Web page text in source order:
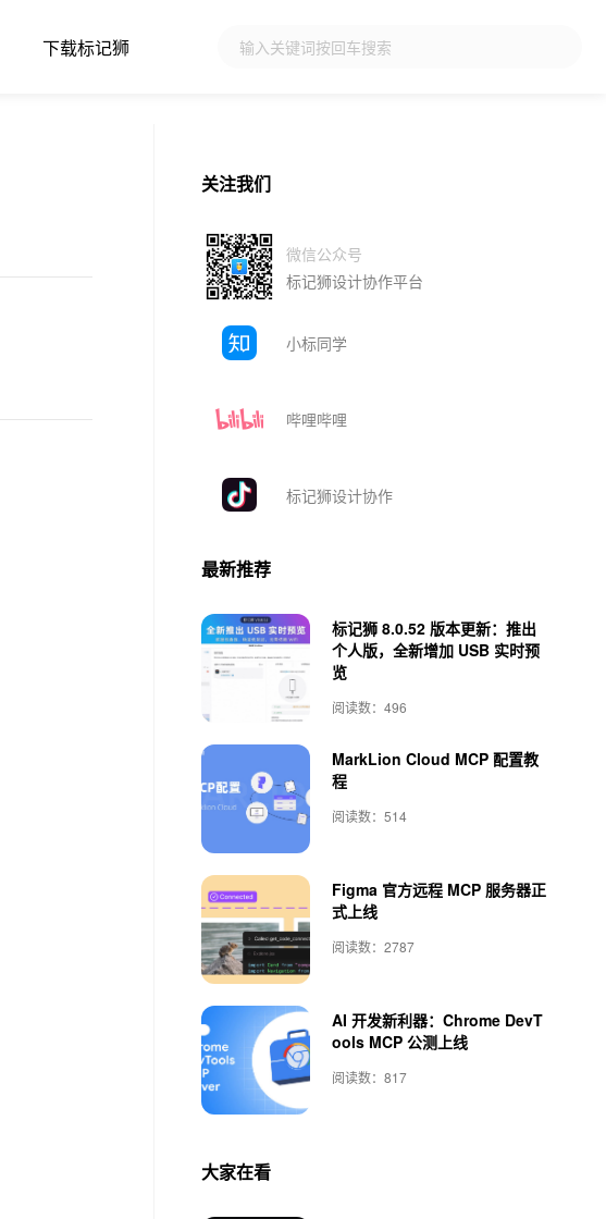
下载标记狮
关注我们
微信公众号
标记狮设计协作平台
小标同学
哔哩哔哩
标记狮设计协作
最新推荐
标记狮 8.0.52 版本更新：推出
个人版，全新增加 USB 实时预
览
阅读数：496
MarkLion Cloud MCP 配置教
程
阅读数：514
Figma 官方远程 MCP 服务器正
式上线
阅读数：2787
AI 开发新利器：Chrome DevT
ools MCP 公测上线
阅读数：817
大家在看